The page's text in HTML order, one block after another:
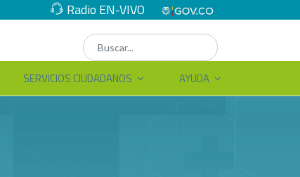
Radio EN-VIVO
SERVICIOS CIUDADANOS AYUDA